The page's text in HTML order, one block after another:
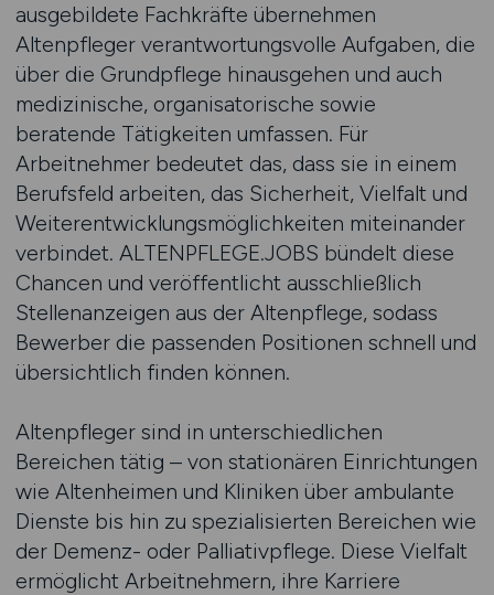
ausgebildete Fachkräfte übernehmen
Altenpfleger verantwortungsvolle Aufgaben, die
über die Grundpflege hinausgehen und auch
medizinische, organisatorische sowie
beratende Tätigkeiten umfassen. Für
Arbeitnehmer bedeutet das, dass sie in einem
Berufsfeld arbeiten, das Sicherheit, Vielfalt und
Weiterentwicklungsmöglichkeiten miteinander
verbindet. ALTENPFLEGE.JOBS bündelt diese
Chancen und veröffentlicht ausschließlich
Stellenanzeigen aus der Altenpflege, sodass
Bewerber die passenden Positionen schnell und
übersichtlich finden können.
Altenpfleger sind in unterschiedlichen
Bereichen tätig – von stationären Einrichtungen
wie Altenheimen und Kliniken über ambulante
Dienste bis hin zu spezialisierten Bereichen wie
der Demenz- oder Palliativpflege. Diese Vielfalt
ermöglicht Arbeitnehmern, ihre Karriere